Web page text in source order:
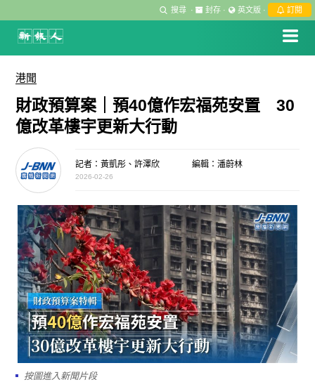
搜尋 · 封存 · 英文版 · 訂閱
港聞
財政預算案｜預40億作宏福苑安置 30
億改革樓宇更新大行動
記者：黃凱彤、許澤欣 編輯：潘蔚林
2026-02-26
按圖進入新聞片段